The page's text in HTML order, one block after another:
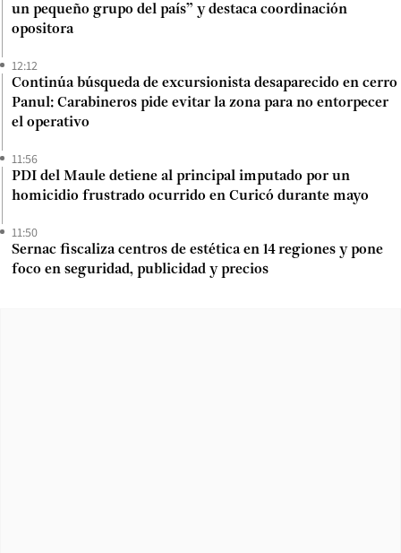
un pequeño grupo del país” y destaca coordinación
opositora
12:12
Continúa búsqueda de excursionista desaparecido en cerro
Panul: Carabineros pide evitar la zona para no entorpecer
el operativo
11:56
PDI del Maule detiene al principal imputado por un
homicidio frustrado ocurrido en Curicó durante mayo
11:50
Sernac fiscaliza centros de estética en 14 regiones y pone
foco en seguridad, publicidad y precios